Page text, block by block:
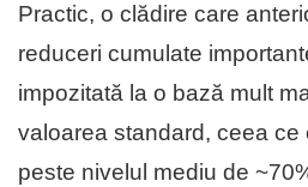
Practic, o clădire care
reduceri cumulate
impozitată la o bază mult
valoarea standard, ceea ce
peste nivelul mediu de